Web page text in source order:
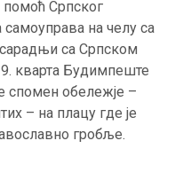
помоћ Српског
на челу са
са Српском
кварта Будимпеште
обележје –
– на плацу где је
гробље.